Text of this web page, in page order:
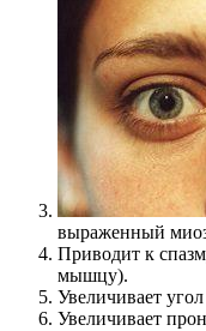
выраженный
Приводит к
мышцу).
Увеличивает
Увеличивает